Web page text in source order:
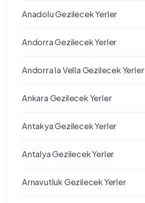
Anadolu Gezilecek Yerler
Andorra Gezilecek Yerler
Andorra la Vella Gezilecek Yerler
Ankara Gezilecek Yerler
Antakya Gezilecek Yerler
Antalya Gezilecek Yerler
Arnavutluk Gezilecek Yerler